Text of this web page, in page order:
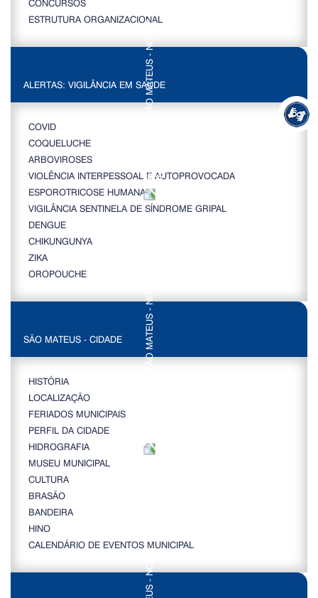
CONCURSOS
ESTRUTURA ORGANIZACIONAL
ALERTAS: VIGILÂNCIA EM SAÚDE
COVID
COQUELUCHE
ARBOVIROSES
VIOLÊNCIA INTERPESSOAL E AUTOPROVOCADA
ESPOROTRICOSE HUMANA
VIGILÂNCIA SENTINELA DE SÍNDROME GRIPAL
DENGUE
CHIKUNGUNYA
ZIKA
OROPOUCHE
SÃO MATEUS - CIDADE
HISTÓRIA
LOCALIZAÇÃO
FERIADOS MUNICIPAIS
PERFIL DA CIDADE
HIDROGRAFIA
MUSEU MUNICIPAL
CULTURA
BRASÃO
BANDEIRA
HINO
CALENDÁRIO DE EVENTOS MUNICIPAL